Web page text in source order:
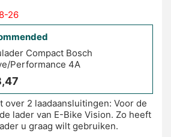
26
Compact Bosch
Performance 4A
over 2 laadaansluitingen: Voor de
lader van E-Bike Vision. Zo heeft
u graag wilt gebruiken.